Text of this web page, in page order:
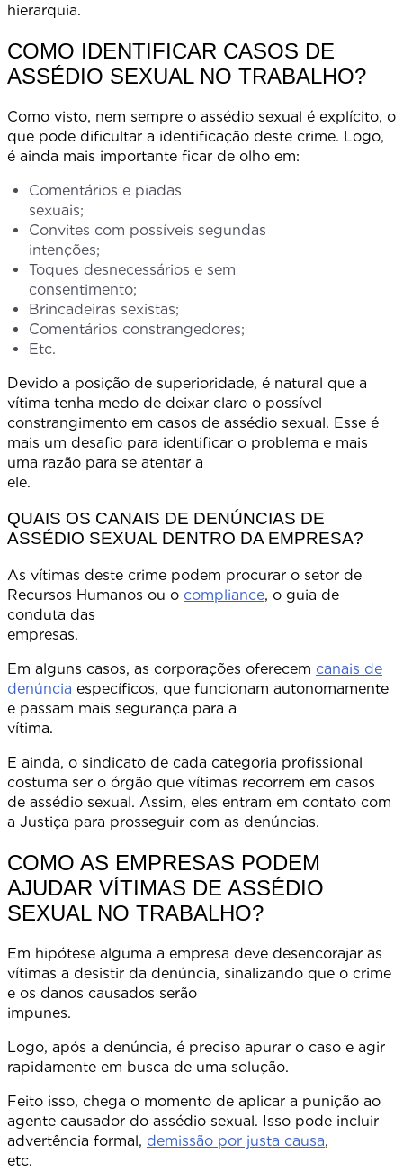
COMO IDENTIFICAR CASOS DE
ASSÉDIO SEXUAL NO TRABALHO?
Como visto, nem sempre o assédio sexual é explícito, o
que pode dificultar a identificação deste crime. Logo,
é ainda mais importante ficar de olho em:
Comentários e piadas
Convites com possíveis segundas
Toques desnecessários e sem
Brincadeiras sexistas;
Comentários constrangedores;
Etc.
Devido a posição de superioridade, é natural que a
vítima tenha medo de deixar claro o possível
constrangimento em casos de assédio sexual. Esse é
mais um desafio para identificar o problema e mais
uma razão para se atentar a
ele.
QUAIS OS CANAIS DE DENÚNCIAS DE
ASSÉDIO SEXUAL DENTRO DA EMPRESA?
As vítimas deste crime podem procurar o setor de
Recursos Humanos ou o compliance, o guia de
conduta das
Em alguns casos, as corporações oferecem canais de
denúncia específicos, que funcionam autonomamente
e passam mais segurança para a
E ainda, o sindicato de cada categoria profissional
costuma ser o órgão que vítimas recorrem em casos
de assédio sexual. Assim, eles entram em contato com
a Justiça para prosseguir com as denúncias.
COMO AS EMPRESAS PODEM
AJUDAR VÍTIMAS DE ASSÉDIO
SEXUAL NO TRABALHO?
Em hipótese alguma a empresa deve desencorajar as
vítimas a desistir da denúncia, sinalizando que o crime
e os danos causados serão
Logo, após a denúncia, é preciso apurar o caso e agir
rapidamente em busca de uma solução.
Feito isso, chega o momento de aplicar a punição ao
agente causador do assédio sexual. Isso pode incluir
advertência formal, demissão por justa causa,
etc.